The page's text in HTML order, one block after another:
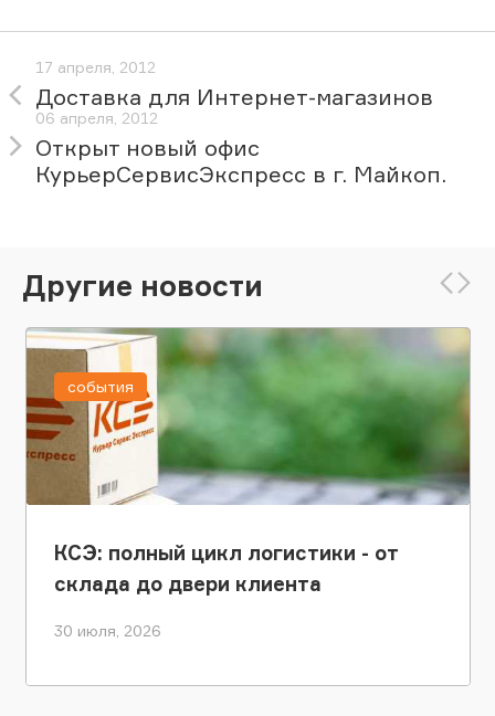
17 апреля, 2012
Доставка для Интернет-магазинов
06 апреля, 2012
Открыт новый офис
КурьерСервисЭкспресс в г. Майкоп.
Другие новости
КСЭ: полный цикл логистики - от
склада до двери клиента
30 июля, 2026
события